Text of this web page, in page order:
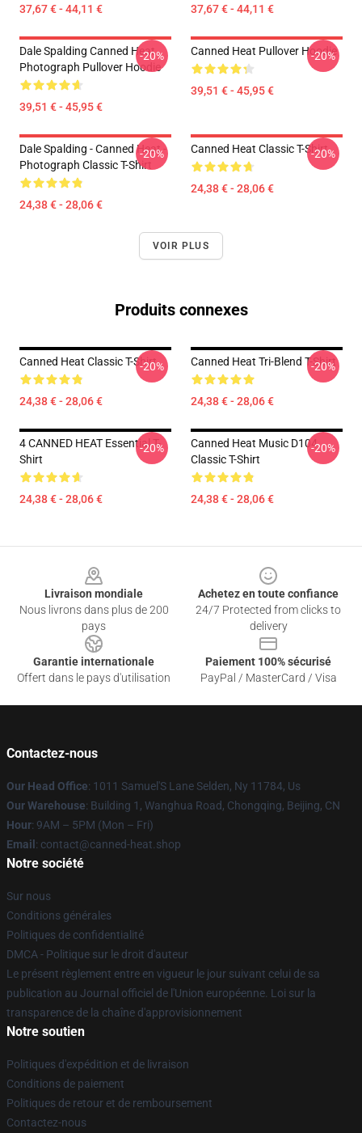
37,67 € - 44,11 € 37,67 € - 44,11 €
Dale Spalding Canned Heat
Photograph Pullover Hoodie
39,51 € - 45,95 €
-20% Canned Heat Pullover Hoodie
39,51 € - 45,95 €
-20%
Dale Spalding - Canned Heat -
Photograph Classic T-Shirt
24,38 € - 28,06 €
-20% Canned Heat Classic T-Shirt
24,38 € - 28,06 €
-20%
VOIR PLUS
Produits connexes
Canned Heat Classic T-Shirt
24,38 € - 28,06 €
-20% Canned Heat Tri-Blend T-Shirt
24,38 € - 28,06 €
-20%
4 CANNED HEAT Essential T-
Shirt
24,38 € - 28,06 €
-20%
Canned Heat Music D104
Classic T-Shirt
24,38 € - 28,06 €
-20%
Livraison mondiale
Nous livrons dans plus de 200
pays
Achetez en toute confiance
24/7 Protected from clicks to
delivery
Garantie internationale
Offert dans le pays d'utilisation
Paiement 100% sécurisé
PayPal / MasterCard / Visa
Contactez-nous
Our Head Office: 1011 Samuel'S Lane Selden, Ny 11784, Us
Our Warehouse: Building 1, Wanghua Road, Chongqing, Beijing, CN
Hour: 9AM – 5PM (Mon – Fri)
Email : contact@canned-heat.shop
Notre société
Sur nous
Conditions générales
Politiques de confidentialité
DMCA - Politique sur le droit d'auteur
Le présent règlement entre en vigueur le jour suivant celui de sa
publication au Journal officiel de l'Union européenne. Loi sur la
transparence de la chaîne d'approvisionnement
Notre soutien
Politiques d'expédition et de livraison
Conditions de paiement
Politiques de retour et de remboursement
Contactez-nous